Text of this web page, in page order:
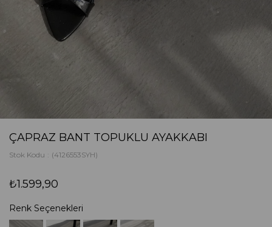
ÇAPRAZ BANT TOPUKLU AYAKKABI
Stok Kodu (4126553SYH)
₺1.599,90
Renk Seçenekleri